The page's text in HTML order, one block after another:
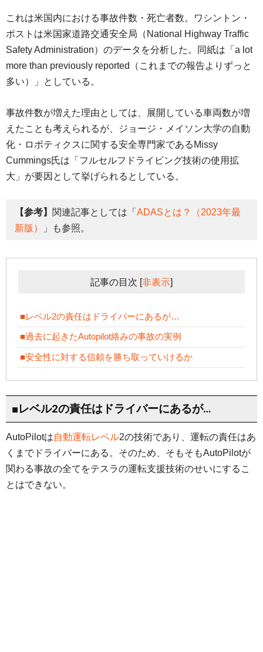
これは米国内における事故件数・死亡者数。ワシントン・
ポストは米国家道路交通安全局（National Highway Traffic
Safety Administration）のデータを分析した。同紙は「a lot
more than previously reported（これまでの報告よりずっと
多い）」としている。
事故件数が増えた理由としては、展開している車両数が増
えたことも考えられるが、ジョージ・メイソン大学の自動
化・ロボティクスに関する安全専門家であるMissy
Cummings氏は「フルセルフドライビング技術の使用拡
大」が要因として挙げられるとしている。
【参考】 関連記事としては「 ADASとは？（2023年最
新版）
」も参照。
記事の目次 [非表示]
■レベル2の責任はドライバーにあるが…
■過去に起きたAutopilot絡みの事故の実例
■安全性に対する信頼を勝ち取っていけるか
■レベル2の責任はドライバーにあるが…
AutoPilotは自動運転レベル2の技術であり、運転の責任はあ
くまでドライバーにある。そのため、そもそもAutoPilotが
関わる事故の全てをテスラの運転支援技術のせいにするこ
とはできない。